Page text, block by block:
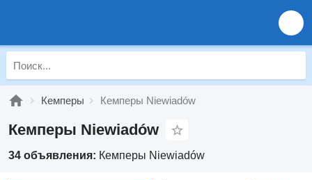
Кемперы Кемперы Niewiadów
Кемперы Niewiadów
34 объявления: Кемперы Niewiadów